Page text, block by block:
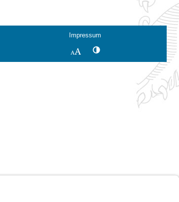
Impressum
SchriftgrößeKontrastwechsel